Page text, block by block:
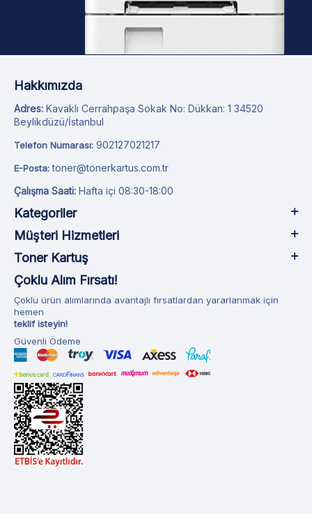
Hakkımızda
Adres: Kavaklı Cerrahpaşa Sokak No: Dükkan: 1 34520
Beylikdüzü/İstanbul
Telefon Numarası: 902127021217
E-Posta: toner@tonerkartus.com.tr
Çalışma Saati: Hafta içi 08:30-18:00
Kategoriler
Müşteri Hizmetleri
Toner Kartuş
Çoklu Alım Fırsatı!
Çoklu ürün alımlarında avantajlı fırsatlardan yararlanmak için
hemen
teklif isteyin!
Güvenli Ödeme